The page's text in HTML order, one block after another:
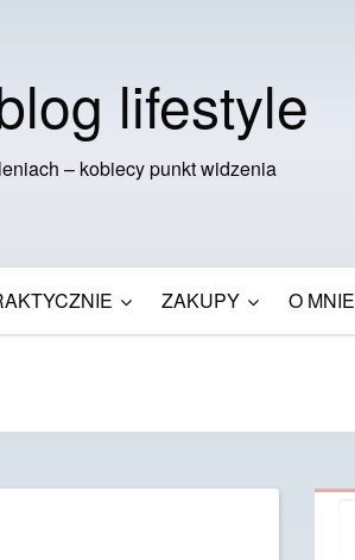
lifestyle
– kobiecy punkt widzenia
ZAKUPY O MNIE